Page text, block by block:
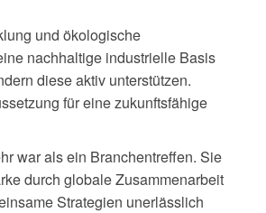
und ökologische
nachhaltige industrielle Basis
diese aktiv unterstützen.
für eine zukunftsfähige
war als ein Branchentreffen. Sie
durch globale Zusammenarbeit
Strategien unerlässlich